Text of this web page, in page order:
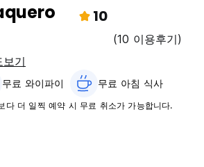
10
(10 이용후기)
보기
무료 와이파이 무료 아침 식사‎
다 더 일찍 예약 시 무료 취소가 가능합니다.